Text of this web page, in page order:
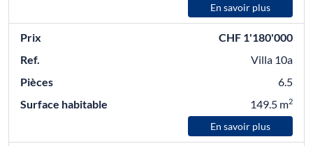
En savoir plus
Ref.
Villa 10a
Pièces
6.5
Surface habitable
149.5 m2
Prix CHF 1'180'000
En savoir plus